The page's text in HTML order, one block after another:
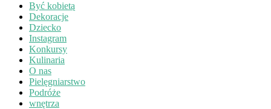
Być kobietą
Dekoracje
Dziecko
Instagram
Konkursy
Kulinaria
O nas
Pielęgniarstwo
Podróże
wnętrza